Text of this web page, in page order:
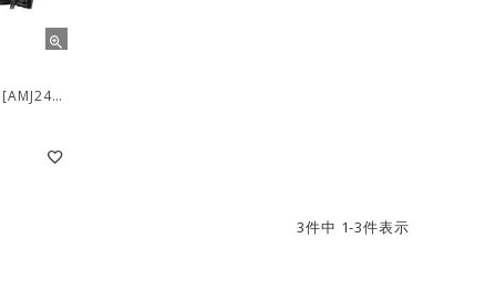
ROADSTER JACKET / ブラックスムース [AMJ2403]
3件中 1-3件表示